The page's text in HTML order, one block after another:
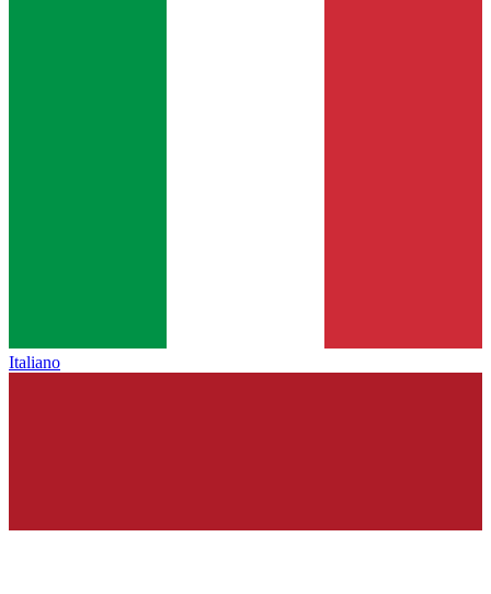
Italiano